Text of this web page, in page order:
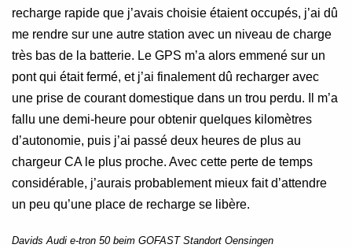
recharge rapide que j’avais choisie étaient occupés, j’ai dû
me rendre sur une autre station avec un niveau de charge
très bas de la batterie. Le GPS m’a alors emmené sur un
pont qui était fermé, et j’ai finalement dû recharger avec
une prise de courant domestique dans un trou perdu. Il m’a
fallu une demi-heure pour obtenir quelques kilomètres
d’autonomie, puis j’ai passé deux heures de plus au
chargeur CA le plus proche. Avec cette perte de temps
considérable, j’aurais probablement mieux fait d’attendre
un peu qu’une place de recharge se libère.
Davids Audi e-tron 50 beim GOFAST Standort Oensingen